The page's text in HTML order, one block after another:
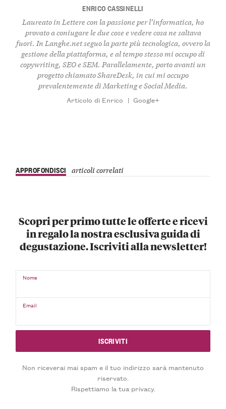
ENRICO CASSINELLI
Laureato in Lettere con la passione per l’informatica, ho
provato a coniugare le due cose e vedere cosa ne saltava
fuori. In Langhe.net seguo la parte più tecnologica, ovvero la
gestione della piattaforma, e al tempo stesso mi occupo di
copywriting, SEO e SEM. Parallelamente, porto avanti un
progetto chiamato ShareDesk, in cui mi occupo
prevalentemente di Marketing e Social Media.
Articolo di Enrico | Google+
APPROFONDISCI articoli correlati
Scopri per primo tutte le offerte e ricevi
in regalo la nostra esclusiva guida di
degustazione. Iscriviti alla newsletter!
Nome
Email
Non riceverai mai spam e il tuo indirizzo sarà mantenuto
riservato.
Rispettiamo la tua privacy.